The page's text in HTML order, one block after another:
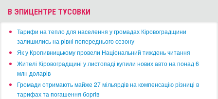
В ЭПИЦЕНТРЕ ТУСОВКИ
​Тарифи на тепло для населення у громадах Кіровоградщини
залишились на рівні попереднього сезону
​Як у Кропивницькому провели Національний тиждень читання
​Жителі Кіровоградщині у листопаді купили нових авто на понад 6
млн доларів
​Громади отримають майже 27 мільярдів на компенсацію різниці в
тарифах та погашення боргів